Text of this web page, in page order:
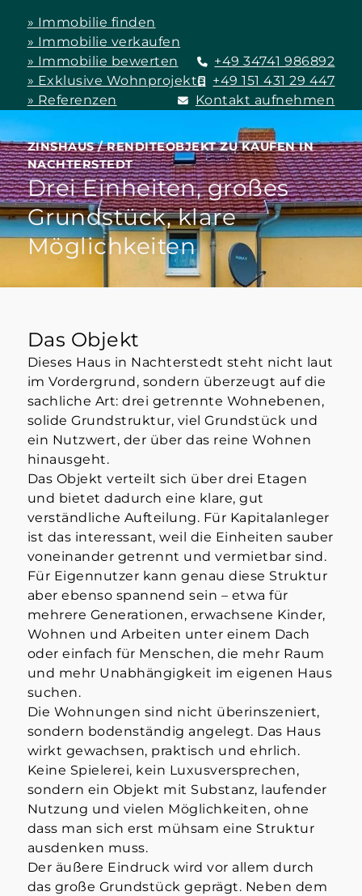
» Immobilie finden
» Immobilie verkaufen
» Immobilie bewerten
» Exklusive Wohnprojekte
» Referenzen
+49 34741 986892
+49 151 431 29 447
Kontakt aufnehmen
ZINSHAUS / RENDITEOBJEKT ZU KAUFEN IN
NACHTERSTEDT
Drei Einheiten, großes
Grundstück, klare
Möglichkeiten
Das Objekt
Dieses Haus in Nachterstedt steht nicht laut
im Vordergrund, sondern überzeugt auf die
sachliche Art: drei getrennte Wohnebenen,
solide Grundstruktur, viel Grundstück und
ein Nutzwert, der über das reine Wohnen
hinausgeht.
Das Objekt verteilt sich über drei Etagen
und bietet dadurch eine klare, gut
verständliche Aufteilung. Für Kapitalanleger
ist das interessant, weil die Einheiten sauber
voneinander getrennt und vermietbar sind.
Für Eigennutzer kann genau diese Struktur
aber ebenso spannend sein – etwa für
mehrere Generationen, erwachsene Kinder,
Wohnen und Arbeiten unter einem Dach
oder einfach für Menschen, die mehr Raum
und mehr Unabhängigkeit im eigenen Haus
suchen.
Die Wohnungen sind nicht überinszeniert,
sondern bodenständig angelegt. Das Haus
wirkt gewachsen, praktisch und ehrlich.
Keine Spielerei, kein Luxusversprechen,
sondern ein Objekt mit Substanz, laufender
Nutzung und vielen Möglichkeiten, ohne
dass man sich erst mühsam eine Struktur
ausdenken muss.
Der äußere Eindruck wird vor allem durch
das große Grundstück geprägt. Neben dem